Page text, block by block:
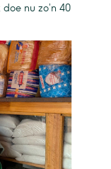
nu zo’n 40